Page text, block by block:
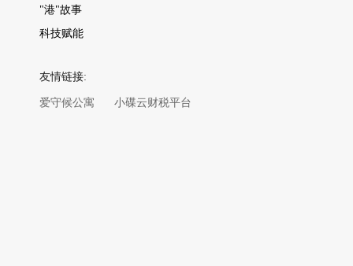
"港"故事
科技赋能
友情链接:
爱守候公寓 小碟云财税平台